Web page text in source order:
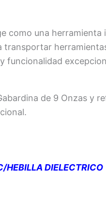
como una
funcionalidad
de 9 Onzas y
HEBILLA DIELECTRICO